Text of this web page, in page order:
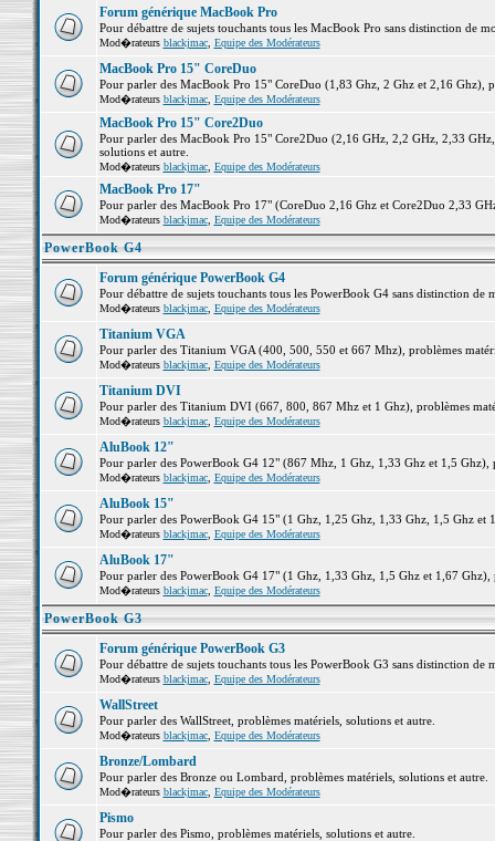
Forum générique MacBook Pro
Pour débattre de sujets touchants tous les MacBook Pro sans distinction de
Mod�rateurs blackjmac, Equipe des Modérateurs
MacBook Pro 15" CoreDuo
Pour parler des MacBook Pro 15" CoreDuo (1,83 Ghz, 2 Ghz et 2,16 Ghz),
Mod�rateurs blackjmac, Equipe des Modérateurs
MacBook Pro 15" Core2Duo
Pour parler des MacBook Pro 15" Core2Duo (2,16 GHz, 2,2 GHz, 2,33
solutions et autre.
Mod�rateurs blackjmac, Equipe des Modérateurs
MacBook Pro 17"
Pour parler des MacBook Pro 17" (CoreDuo 2,16 Ghz et Core2Duo 2,33
Mod�rateurs blackjmac, Equipe des Modérateurs
PowerBook G4
Forum générique PowerBook G4
Pour débattre de sujets touchants tous les PowerBook G4 sans distinction de
Mod�rateurs blackjmac, Equipe des Modérateurs
Titanium VGA
Pour parler des Titanium VGA (400, 500, 550 et 667 Mhz), problèmes
Mod�rateurs blackjmac, Equipe des Modérateurs
Titanium DVI
Pour parler des Titanium DVI (667, 800, 867 Mhz et 1 Ghz), problèmes
Mod�rateurs blackjmac, Equipe des Modérateurs
AluBook 12"
Pour parler des PowerBook G4 12" (867 Mhz, 1 Ghz, 1,33 Ghz et 1,5 Ghz),
Mod�rateurs blackjmac, Equipe des Modérateurs
AluBook 15"
Pour parler des PowerBook G4 15" (1 Ghz, 1,25 Ghz, 1,33 Ghz, 1,5 Ghz et
Mod�rateurs blackjmac, Equipe des Modérateurs
AluBook 17"
Pour parler des PowerBook G4 17" (1 Ghz, 1,33 Ghz, 1,5 Ghz et 1,67 Ghz),
Mod�rateurs blackjmac, Equipe des Modérateurs
PowerBook G3
Forum générique PowerBook G3
Pour débattre de sujets touchants tous les PowerBook G3 sans distinction de
Mod�rateurs blackjmac, Equipe des Modérateurs
WallStreet
Pour parler des WallStreet, problèmes matériels, solutions et autre.
Mod�rateurs blackjmac, Equipe des Modérateurs
Bronze/Lombard
Pour parler des Bronze ou Lombard, problèmes matériels, solutions et autre.
Mod�rateurs blackjmac, Equipe des Modérateurs
Pismo
Pour parler des Pismo, problèmes matériels, solutions et autre.